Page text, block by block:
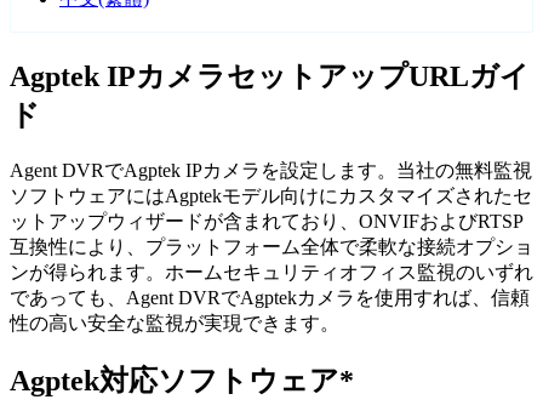
Agptek IPカメラセットアップURLガイ
ド
Agent DVRでAgptek IPカメラを設定します。当社の無料監視
ソフトウェアにはAgptekモデル向けにカスタマイズされたセ
ットアップウィザードが含まれており、ONVIFおよびRTSP
互換性により、プラットフォーム全体で柔軟な接続オプショ
ンが得られます。ホームセキュリティオフィス監視のいずれ
であっても、Agent DVRでAgptekカメラを使用すれば、信頼
性の高い安全な監視が実現できます。
Agptek対応ソフトウェア*